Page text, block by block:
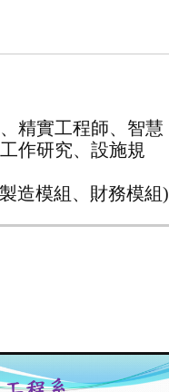
精實工程師、智慧
作研究、設施規
造模組、財務模組)